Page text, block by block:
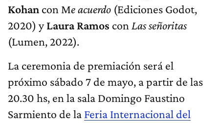
Kohan con Me acuerdo (Ediciones Godot,
2020) yLaura Ramos con Las señoritas
(Lumen, 2022).
La ceremonia de premiación será el
próximo sábado 7 de mayo, a partir de las
20.30 hs, en la sala Domingo Faustino
Sarmiento de la Feria Internacional del